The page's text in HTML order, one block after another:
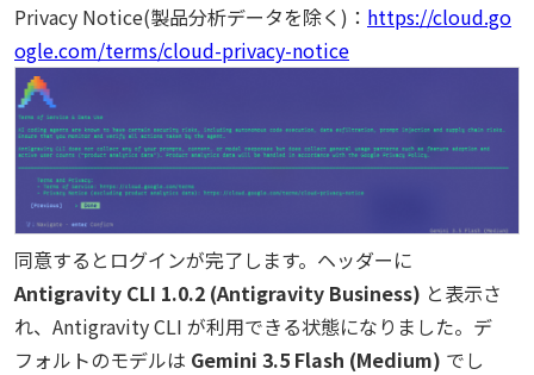
Privacy Notice(製品分析データを除く)： https://cloud.go
ogle.com/terms/cloud-privacy-notice
同意するとログインが完了します。ヘッダーに
Antigravity CLI 1.0.2 (Antigravity Business) と表示さ
れ、Antigravity CLI が利用できる状態になりました。デ
フォルトのモデルは Gemini 3.5 Flash (Medium) でし